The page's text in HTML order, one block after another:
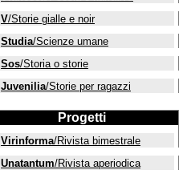
V/Storie gialle e noir
Studia/Scienze umane
Sos/Storia o storie
Juvenilia/Storie per ragazzi
Progetti
Virinforma/Rivista bimestrale
Unatantum/Rivista aperiodica